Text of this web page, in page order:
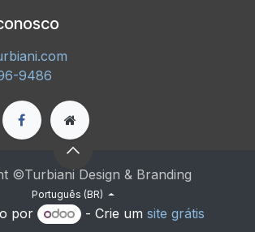
9486
©Turbiani Design & Branding
Português (BR)
por - Crie umsite grátis